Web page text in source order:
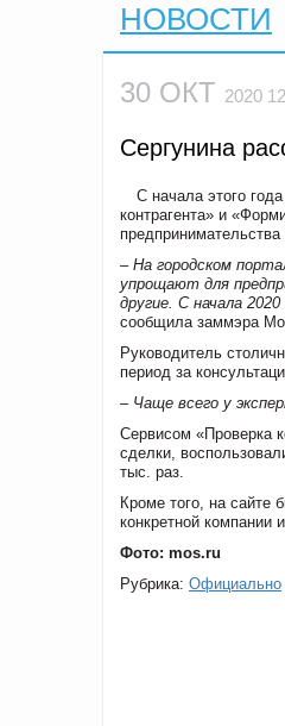
НОВОСТИ
30 ОКТ 2020
Сергунина
С начала этого
контрагента» и
– На городском
упрощают для
другие. С начала
сообщила заммэра
Руководитель
период за
– Чаще всего у
Сервисом «Проверка
сделки,
тыс. раз.
Кроме того, на сайте
конкретной
Фото: mos.ru
Рубрика: Официально